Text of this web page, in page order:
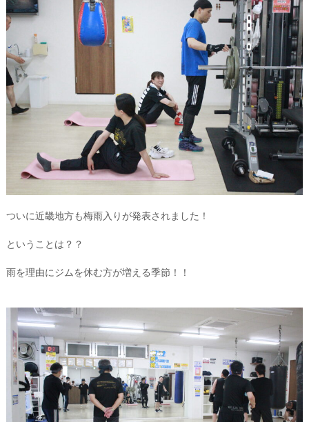
ついに近畿地方も梅雨入りが発表されました！
ということは？？
雨を理由にジムを休む方が増える季節！！